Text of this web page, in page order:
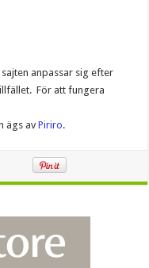
anpassar sig efter
För att fungera
ägs avPiriro.